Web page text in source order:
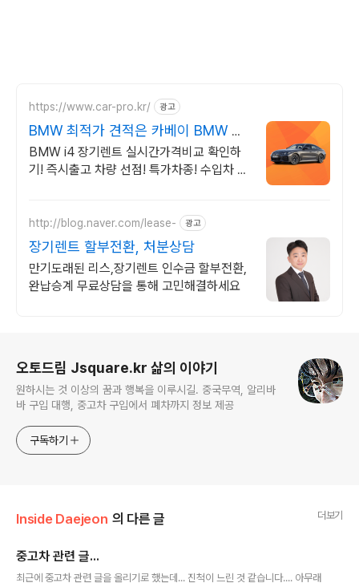
https://www.car-pro.kr/ 광고
BMW 최적가 견적은 카베이 BMW 특
가차량 무료견적
BMW i4 장기렌트 실시간가격비교 확인하
기! 즉시출고 차량 선점! 특가차종! 수입차 최
http://blog.naver.com/lease- 광고
장기렌트 할부전환, 처분상담
만기도래된 리스,장기렌트 인수금 할부전환,
완납승계 무료상담을 통해 고민해결하세요
오토드림 Jsquare.kr 삶의 이야기
원하시는 것 이상의 꿈과 행복을 이루시길. 중국무역, 알리바
바 구입 대행, 중고차 구입에서 폐차까지 정보 제공
구독하기
Inside Daejeon 의 다른 글 더보기
중고차 관련 글...
최근에 중고차 관련 글을 올리기로 했는데... 진척이 느린 것 같습니다.... 아무래